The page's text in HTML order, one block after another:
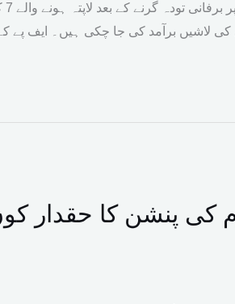
کی لاشیں برآمد کی جا چکی ہیں۔ ایف پے
کی پنشن کا حقدار